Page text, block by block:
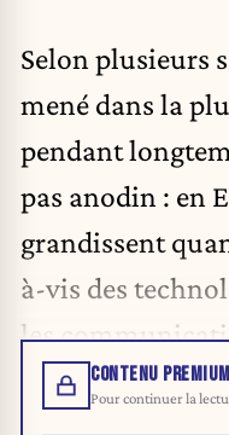
Selon plusieurs
mené dans la
pendant
pas anodin : en
grandissent
à-vis des
les
CONTENU PREMIUM
Pour continuer la